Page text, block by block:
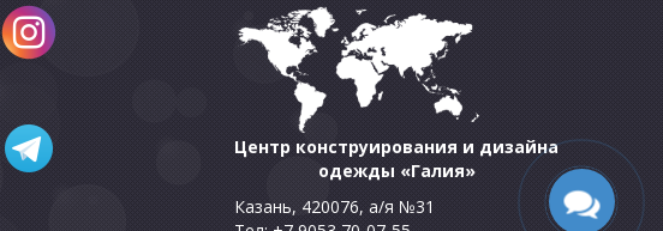
Центр конструирования и дизайна
одежды «Галия»
Казань, 420076, а/я №31